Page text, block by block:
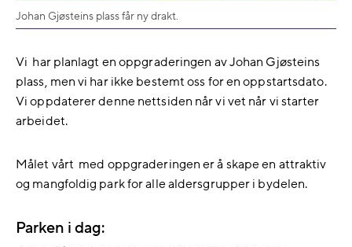
Johan Gjøsteins plass får ny drakt.
Vi har planlagt en oppgraderingen av Johan Gjøsteins
plass, men vi har ikke bestemt oss for en oppstartsdato.
Vi oppdaterer denne nettsiden når vi vet når vi starter
arbeidet.
Målet vårt med oppgraderingen er å skape en attraktiv
og mangfoldig park for alle aldersgrupper i bydelen.
Parken i dag: